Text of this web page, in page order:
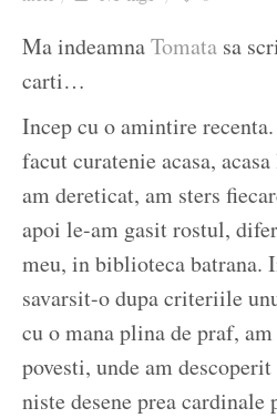
Ma indeamnaTomata sa
carti…
Incep cu o amintire
facut curatenie acasa,
am dereticat, am sters
apoi le-am gasit rostul,
meu, in biblioteca batrana.
savarsit-o dupa criteriile
cu o mana plina de praf,
povesti, unde am
niste desene prea cardinale